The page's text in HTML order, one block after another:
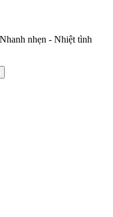
nhẹn - Nhiệt tình